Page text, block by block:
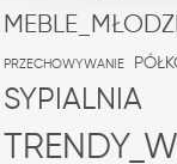
PRZECHOWYWANIE
SYPIALNIA